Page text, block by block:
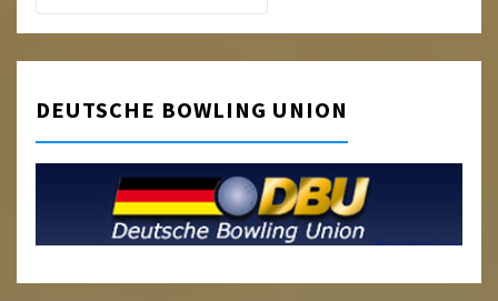
DEUTSCHE BOWLING UNION